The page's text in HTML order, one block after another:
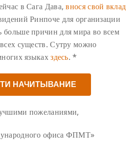
в Сага Дава,внося свой вклад
Ринпоче для организации
причин для мира во всем
существ. Сутру можно
языкахздесь. *
НАЧИТЫВАНИЕ
пожеланиями,
офиса ФПМТ»